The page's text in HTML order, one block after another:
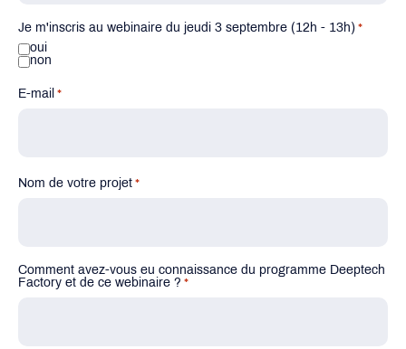
Je m'inscris au webinaire du jeudi 3 septembre (12h - 13h) *
oui
non
E-mail *
Nom de votre projet *
Comment avez-vous eu connaissance du programme Deeptech
Factory et de ce webinaire ? *